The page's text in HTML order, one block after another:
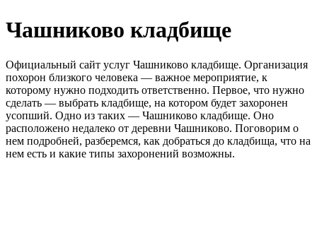
Чашниково кладбище
Официальный сайт услуг Чашниково кладбище. Организация
похорон близкого человека — важное мероприятие, к
которому нужно подходить ответственно. Первое, что нужно
сделать — выбрать кладбище, на котором будет захоронен
усопший. Одно из таких — Чашниково кладбище. Оно
расположено недалеко от деревни Чашниково. Поговорим о
нем подробней, разберемся, как добраться до кладбища, что на
нем есть и какие типы захоронений возможны.